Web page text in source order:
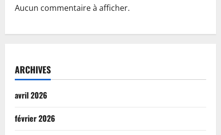
Aucun commentaire à afficher.
ARCHIVES
avril 2026
février 2026